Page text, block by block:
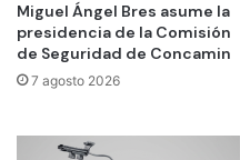
Miguel Ángel Bres asume la
presidencia de la Comisión
de Seguridad de Concamin
7 agosto 2026